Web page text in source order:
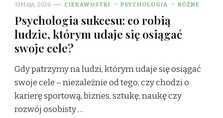
31 MAJA, 2026 CIEKAWOSTKI PSYCHOLOGIA RÓŻNE
Psychologia sukcesu: co robią
ludzie, którym udaje się osiągać
swoje cele?
Gdy patrzymy na ludzi, którym udaje się osiągać
swoje cele – niezależnie od tego, czy chodzi o
karierę sportową, biznes, sztukę, naukę czy
rozwój osobisty …